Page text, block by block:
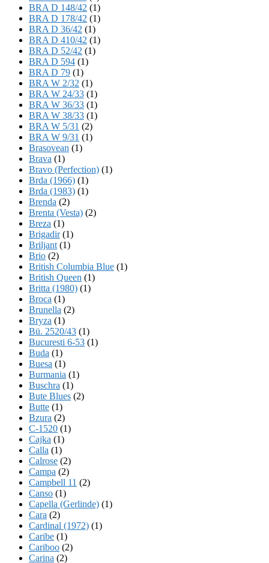
BRA D 148/42 (1)
BRA D 178/42 (1)
BRA D 36/42 (1)
BRA D 410/42 (1)
BRA D 52/42 (1)
BRA D 594 (1)
BRA D 79 (1)
BRA W 2/32 (1)
BRA W 24/33 (1)
BRA W 36/33 (1)
BRA W 38/33 (1)
BRA W 5/31 (2)
BRA W 9/31 (1)
Brasovean (1)
Brava (1)
Bravo (Perfection) (1)
Brda (1966) (1)
Brda (1983) (1)
Brenda (2)
Brenta (Vesta) (2)
Breza (1)
Brigadir(1)
Briljant (1)
Brio (2)
British Columbia Blue (1)
British Queen (1)
Britta (1980) (1)
Broca (1)
Brunella (2)
Bryza (1)
Bü. 2520/43 (1)
Bucuresti 6-53 (1)
Buda (1)
Buesa (1)
Burmania (1)
Buschra (1)
Bute Blues (2)
Butte (1)
Bzura (2)
C-1520 (1)
Cajka (1)
Calla (1)
Calrose (2)
Campa (2)
Campbell 11 (2)
Canso (1)
Capella (Gerlinde) (1)
Cara (2)
Cardinal (1972) (1)
Caribe (1)
Cariboo (2)
Carina (2)